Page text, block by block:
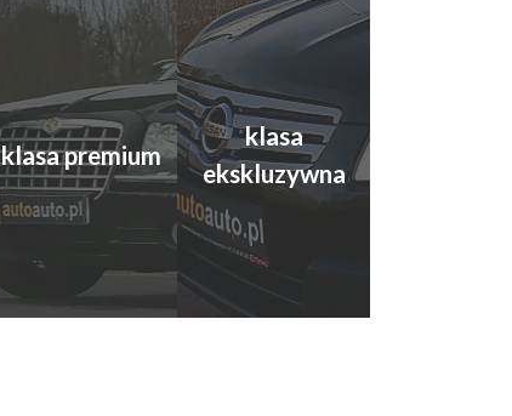
klasa premium
klasa
ekskluzywna